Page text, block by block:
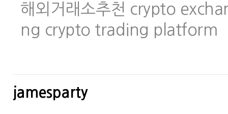
해외거래소추천 crypto
ng crypto trading platform
jamesparty